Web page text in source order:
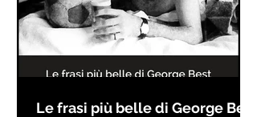
Le frasi più belle di George Best